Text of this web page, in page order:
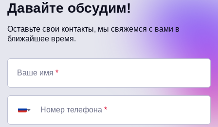
Давайте обсудим!
Оставьте свои контакты, мы свяжемся с вами в
ближайшее время.
Ваше имя *
Номер телефона *